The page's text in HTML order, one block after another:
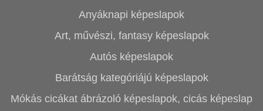
Anyáknapi képeslapok
Art, művészi, fantasy képeslapok
Autós képeslapok
Barátság kategóriájú képeslapok
Mókás cicákat ábrázoló képeslapok, cicás képeslap